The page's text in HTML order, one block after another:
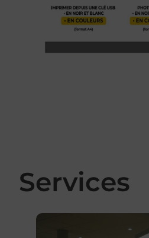
Services
En savoir plus